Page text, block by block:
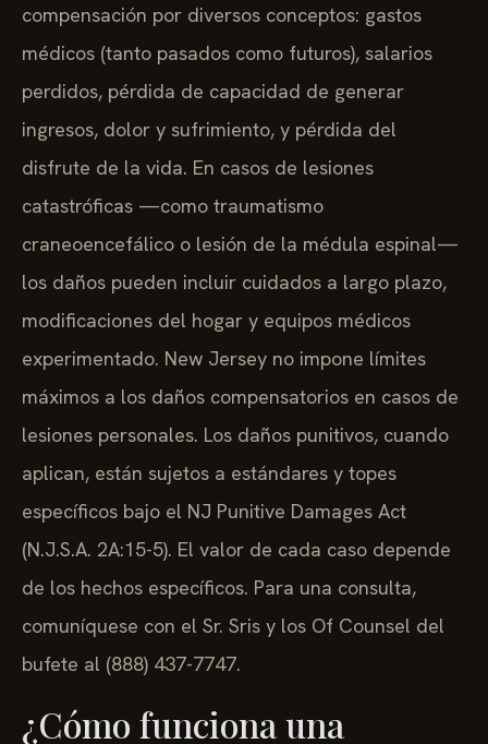
compensación por diversos conceptos: gastos
médicos (tanto pasados como futuros), salarios
perdidos, pérdida de capacidad de generar
ingresos, dolor y sufrimiento, y pérdida del
disfrute de la vida. En casos de lesiones
catastróficas —como traumatismo
craneoencefálico o lesión de la médula espinal—
los daños pueden incluir cuidados a largo plazo,
modificaciones del hogar y equipos médicos
experimentado. New Jersey no impone límites
máximos a los daños compensatorios en casos de
lesiones personales. Los daños punitivos, cuando
aplican, están sujetos a estándares y topes
específicos bajo el NJ Punitive Damages Act
(N.J.S.A. 2A:15-5). El valor de cada caso depende
de los hechos específicos. Para una consulta,
comuníquese con el Sr. Sris y los Of Counsel del
bufete al (888) 437-7747.
¿Cómo funciona una